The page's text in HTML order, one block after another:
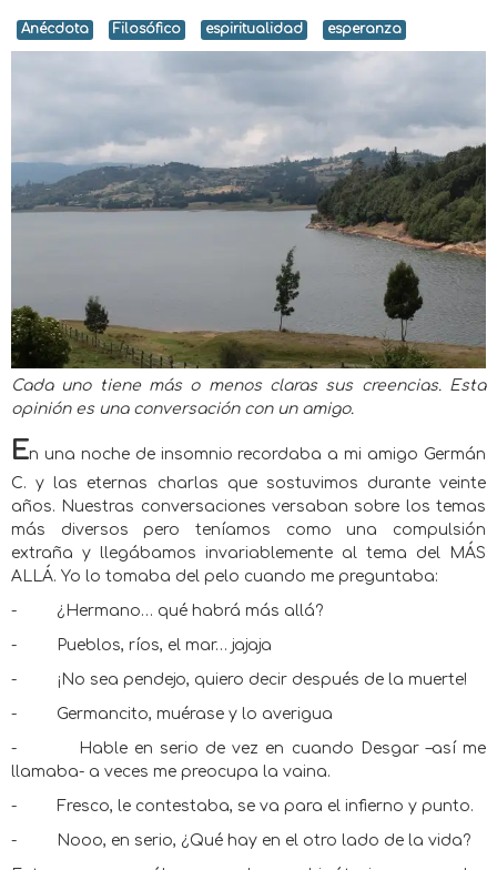
Anécdota Filosófico espiritualidad esperanza
Cada uno tiene más o menos claras sus creencias. Esta
opinión es una conversación con un amigo.
En una noche de insomnio recordaba a mi amigo Germán
C. y las eternas charlas que sostuvimos durante veinte
años. Nuestras conversaciones versaban sobre los temas
más diversos pero teníamos como una compulsión
extraña y llegábamos invariablemente al tema del MÁS
ALLÁ. Yo lo tomaba del pelo cuando me preguntaba:
- ¿Hermano… qué habrá más allá?
- Pueblos, ríos, el mar… jajaja
- ¡No sea pendejo, quiero decir después de la muerte!
- Germancito, muérase y lo averigua
-
Hable en serio de vez en cuando Desgar –así me
llamaba- a veces me preocupa la vaina.
- Fresco, le contestaba, se va para el infierno y punto.
- Nooo, en serio, ¿Qué hay en el otro lado de la vida?